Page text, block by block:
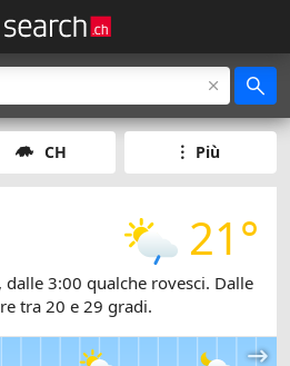
CH Più
21°
3:00 qualche rovesci. Dalle
tra 20 e 29 gradi.